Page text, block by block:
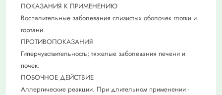
ПОКАЗАНИЯ К ПРИМЕНЕНИЮ
Воспалительные заболевания слизистых оболочек глотки и
гортани.
ПРОТИВОПОКАЗАНИЯ
Гиперчувствительность; тяжелые заболевания печени и
почек.
ПОБОЧНОЕ ДЕЙСТВИЕ
Аллергические реакции. При длительном применении -